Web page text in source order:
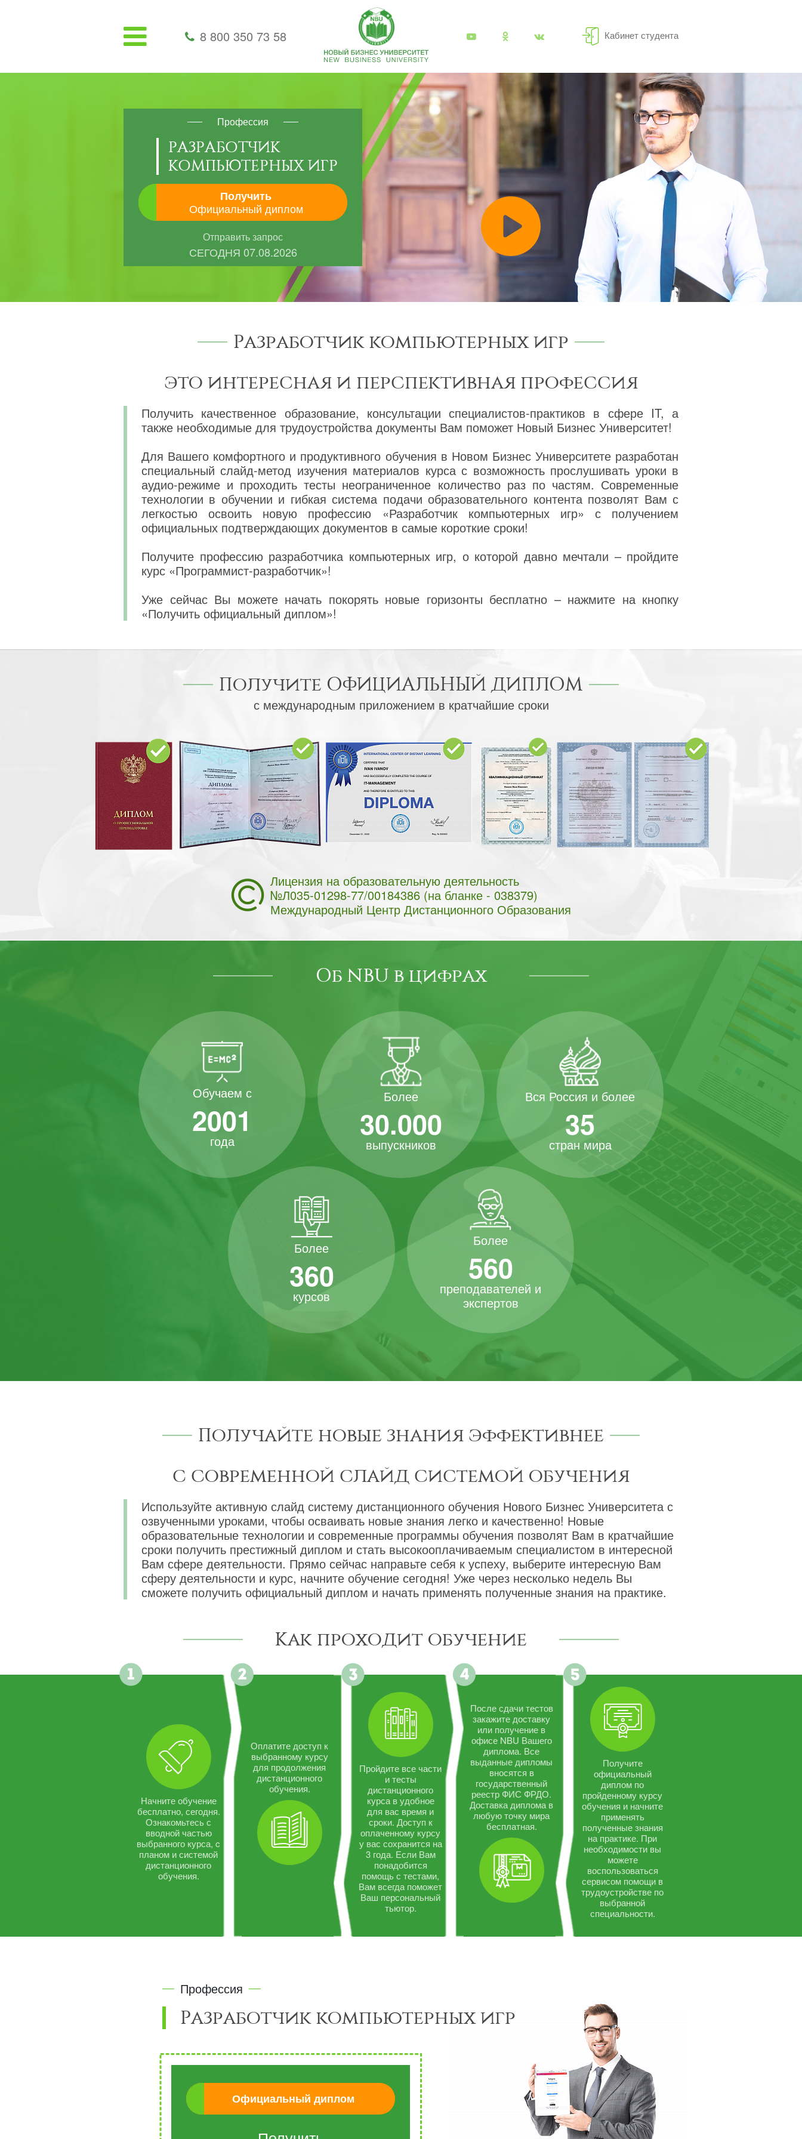
8 800 350 73 58 Кабинет студента
Профессия
РАЗРАБОТЧИК
КОМПЬЮТЕРНЫХ ИГР
Получить
Официальный диплом
Отправить запрос
СЕГОДНЯ 07.08.2026
Разработчик компьютерных игр
это интересная и перспективная профессия
Получить качественное образование, консультации специалистов-практиков в сфере IT, а
также необходимые для трудоустройства документы Вам поможет Новый Бизнес Университет!
Для Вашего комфортного и продуктивного обучения в Новом Бизнес Университете разработан
специальный слайд-метод изучения материалов курса с возможность прослушивать уроки в
аудио-режиме и проходить тесты неограниченное количество раз по частям. Современные
технологии в обучении и гибкая система подачи образовательного контента позволят Вам с
легкостью освоить новую профессию «Разработчик компьютерных игр» с получением
официальных подтверждающих документов в самые короткие сроки!
Получите профессию разработчика компьютерных игр, о которой давно мечтали – пройдите
курс «Программист-разработчик»!
Уже сейчас Вы можете начать покорять новые горизонты бесплатно – нажмите на кнопку
«Получить официальный диплом»!
Получите ОФИЦИАЛЬНЫЙ ДИПЛОМ
с международным приложением в кратчайшие сроки
Лицензия на образовательную деятельность
№Л035-01298-77/00184386 (на бланке - 038379)
Международный Центр Дистанционного Образования
Об NBU в цифрах
Обучаем с
2001
года
Более
30.000
выпускников
Вся Россия и более
35
стран мира
Более
360
курсов
Более
560
преподавателей и
экспертов
Получайте новые знания эффективнее
с современной слайд системой обучения
Используйте активную слайд систему дистанционного обучения Нового Бизнес Университета с
озвученными уроками, чтобы осваивать новые знания легко и качественно! Новые
образовательные технологии и современные программы обучения позволят Вам в кратчайшие
сроки получить престижный диплом и стать высокооплачиваемым специалистом в интересной
Вам сфере деятельности. Прямо сейчас направьте себя к успеху, выберите интересную Вам
сферу деятельности и курс, начните обучение сегодня! Уже через несколько недель Вы
сможете получить официальный диплом и начать применять полученные знания на практике.
Как проходит обучение
Начните обучение
бесплатно, сегодня.
Ознакомьтесь с
вводной частью
выбранного курса, c
планом и системой
дистанционного
обучения.
Оплатите доступ к
выбранному курсу
для продолжения
дистанционного
обучения.
Пройдите все части
и тесты
дистанционного
курса в удобное
для вас время и
сроки. Доступ к
оплаченному курсу
у вас сохранится на
3 года. Если Вам
понадобится
помощь с тестами,
Вам всегда поможет
Ваш персональный
тьютор.
После сдачи тестов
закажите доставку
или получение в
офисе NBU Вашего
диплома. Все
выданные дипломы
вносятся в
государственный
реестр ФИС ФРДО.
Доставка диплома в
любую точку мира
бесплатная.
Получите
официальный
диплом по
пройденному курсу
обучения и начните
применять
полученные знания
на практике. При
необходимости вы
можете
воспользоваться
сервисом помощи в
трудоустройстве по
выбранной
специальности.
Профессия
Разработчик компьютерных игр
Официальный диплом